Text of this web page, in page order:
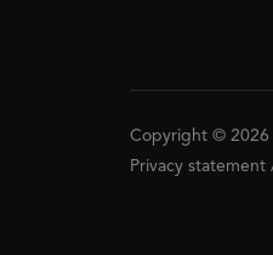
Copyright © 2026
Privacy statement